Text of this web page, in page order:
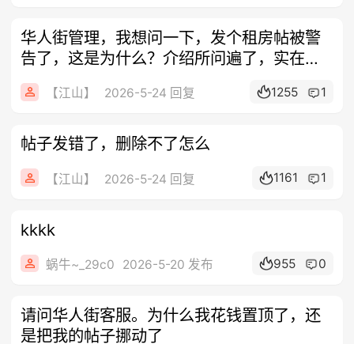
华人街管理，我想问一下，发个租房帖被警
告了，这是为什么？介绍所问遍了，实在没
有房
【江山】 2026-5-24 回复 1255 1
帖子发错了，删除不了怎么
【江山】 2026-5-24 回复 1161 1
kkkk
蜗牛~_29c0 2026-5-20 发布 955 0
请问华人街客服。为什么我花钱置顶了，还
是把我的帖子挪动了